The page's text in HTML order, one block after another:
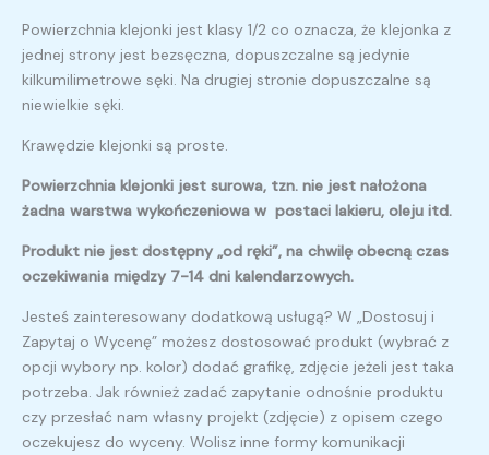
Powierzchnia klejonki jest klasy 1/2 co oznacza, że klejonka z
jednej strony jest bezsęczna, dopuszczalne są jedynie
kilkumilimetrowe sęki. Na drugiej stronie dopuszczalne są
niewielkie sęki.
Krawędzie klejonki są proste.
Powierzchnia klejonki jest surowa, tzn. nie jest nałożona
żadna warstwa wykończeniowa w postaci lakieru, oleju itd.
Produkt nie jest dostępny „od ręki”, na chwilę obecną czas
oczekiwania między 7-14 dni kalendarzowych.
Jesteś zainteresowany dodatkową usługą? W „Dostosuj i
Zapytaj o Wycenę” możesz dostosować produkt (wybrać z
opcji wybory np. kolor) dodać grafikę, zdjęcie jeżeli jest taka
potrzeba. Jak również zadać zapytanie odnośnie produktu
czy przesłać nam własny projekt (zdjęcie) z opisem czego
oczekujesz do wyceny. Wolisz inne formy komunikacji